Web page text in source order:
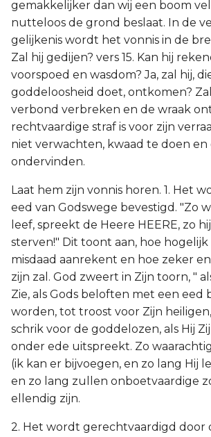
gemakkelijker dan wij een boom
nutteloos de grond beslaat. In de
gelijkenis wordt het vonnis in de
Zal hij gedijen? vers 15. Kan hij
voorspoed en wasdom? Ja, zal hij,
goddeloosheid doet, ontkomen?
verbond verbreken en de wraak
rechtvaardige straf is voor zijn
niet verwachten, kwaad te doen en
ondervinden.
Laat hem zijn vonnis horen. 1. Het
eed van Godswege bevestigd. "Zo
leef, spreekt de Heere HEERE, zo
sterven!" Dit toont aan, hoe hogelijk
misdaad aanrekent en hoe zeker
zijn zal. God zweert in Zijn toorn, "
Zie, als Gods beloften met een eed
worden, tot troost voor Zijn
schrik voor de goddelozen, als Hij
onder ede uitspreekt. Zo
(ik kan er bijvoegen, en zo lang Hij
en zo lang zullen onboetvaardige
ellendig zijn.
2. Het wordt gerechtvaardigd door